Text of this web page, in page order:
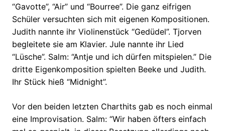
“Gavotte”, “Air” und “Bourree”. Die ganz eifrigen
Schüler versuchten sich mit eigenen Kompositionen.
Judith nannte ihr Violinenstück “Gedüdel”. Tjorven
begleitete sie am Klavier. Jule nannte ihr Lied
“Lüsche”. Salm: “Antje und ich dürfen mitspielen.” Die
dritte Eigenkomposition spielten Beeke und Judith.
Ihr Stück hieß “Midnight”.
Vor den beiden letzten Charthits gab es noch einmal
eine Improvisation. Salm: “Wir haben öfters einfach